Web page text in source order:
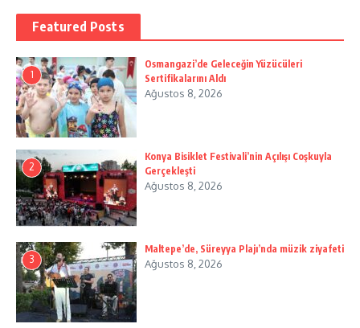
Featured Posts
1
Osmangazi’de Geleceğin Yüzücüleri
Sertifikalarını Aldı
Ağustos 8, 2026
2
Konya Bisiklet Festivali’nin Açılışı Coşkuyla
Gerçekleşti
Ağustos 8, 2026
3
Maltepe’de, Süreyya Plajı’nda müzik ziyafeti
Ağustos 8, 2026